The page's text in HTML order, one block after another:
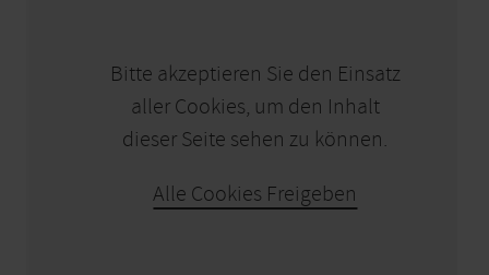
Bitte akzeptieren Sie den Einsatz
aller Cookies, um den Inhalt
dieser Seite sehen zu können.
Alle Cookies Freigeben